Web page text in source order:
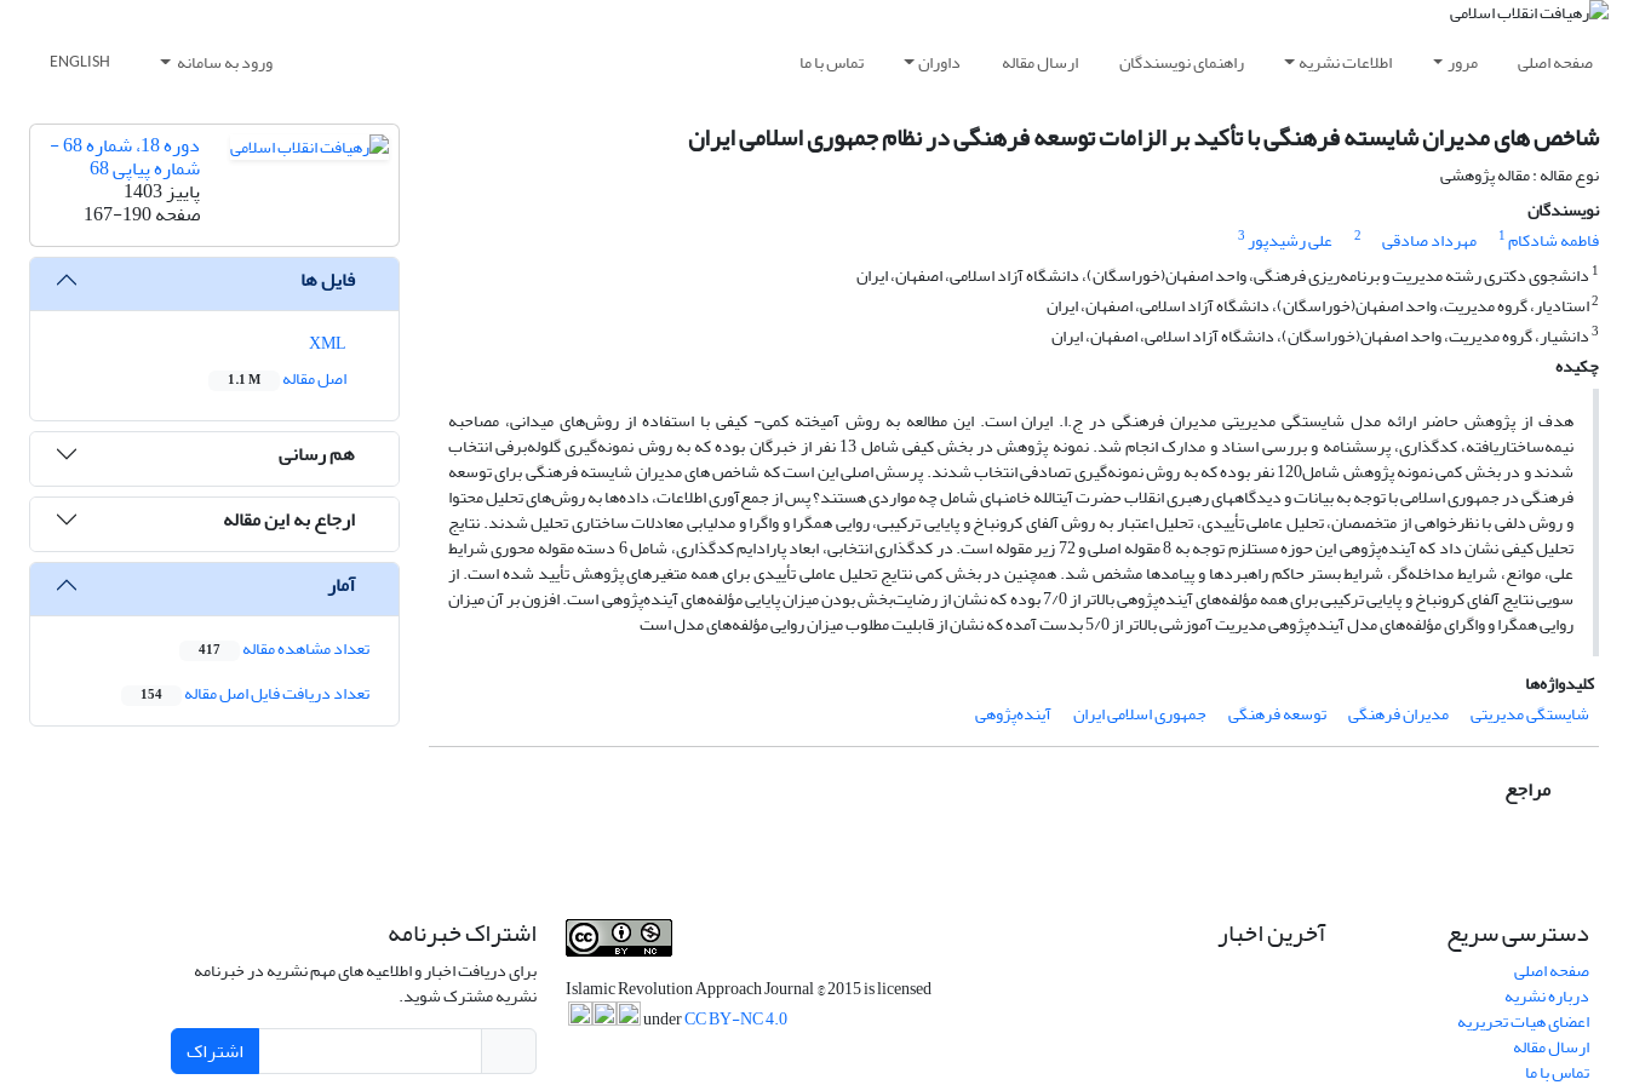
صفحه اصلی مرور اطلاعات نشریه راهنمای نویسندگان ارسال مقاله داوران تماس با ما ورود به سامانه ENGLISH
شاخص های مدیران شایسته فرهنگی با تأکید بر الزامات توسعه فرهنگی در نظام جمهوری اسلامی ایران
نوع مقاله : مقاله پژوهشی
نویسندگان
فاطمه شادکام1 مهرداد صادقی 2 علی رشیدپور3
1 دانشجوی دکتری رشته مدیریت و برنامه‌ریزی فرهنگی، واحد اصفهان(خوراسگان)، دانشگاه آزاد اسلامی، اصفهان، ایران
2استادیار، گروه مدیریت، واحد اصفهان(خوراسگان)، دانشگاه آزاد اسلامی، اصفهان، ایران
3دانشیار، گروه مدیریت، واحد اصفهان(خوراسگان)، دانشگاه آزاد اسلامی، اصفهان، ایران
چکیده
هدف از پژوهش حاضر ارائه مدل شایستگی مدیریتی مدیران فرهنگی در ج.ا. ایران است. این مطالعه به روش آمیخته کمی- کیفی با استفاده از روش‌های میدانی، مصاحبه
نیمه‌ساختاریافته، کدگذاری، پرسشنامه و بررسی اسناد و مدارک انجام شد. نمونه پژوهش در بخش کیفی شامل 13 نفر از خبرگان بوده که به روش نمونه‌گیری گلوله‌برفی انتخاب
شدند و در بخش کمی نمونه پژوهش شامل120 نفر بوده که به روش نمونه‌گیری تصادفی انتخاب شدند. پرسش اصلی این است که شاخص های مدیران شایسته فرهنگی برای توسعه
فرهنگی در جمهوری اسلامی با توجه به بیانات و دیدگاه­های رهبری انقلاب حضرت آیت­الله خامنه­ای شامل چه مواردی هستند؟ پس از جمع‌آوری اطلاعات، داده‌ها به روش‌های تحلیل محتوا
و روش دلفی با نظرخواهی از متخصصان، تحلیل عاملی تأییدی، تحلیل اعتبار به روش آلفای کرونباخ و پایایی ترکیبی، روایی همگرا و واگرا و مدل­یابی معادلات ساختاری تحلیل شدند. نتایج
تحلیل کیفی نشان داد که آینده‌پژوهی این حوزه مستلزم توجه به 8 مقوله اصلی و 72 زیر مقوله است. در کدگذاری انتخابی، ابعاد پارادایم کدگذاری، شامل 6 دسته مقوله محوری شرایط
علی، موانع، شرایط مداخله‌گر، شرایط بستر حاکم راهبردها و پیامدها مشخص شد. همچنین در بخش کمی نتایج تحلیل عاملی تأییدی برای همه متغیرهای پژوهش تأیید شده است. از
سویی نتایج آلفای کرونباخ و پایایی ترکیبی برای همه مؤلفه‌های آینده‌پژوهی بالاتر از 7/0 بوده که نشان از رضایت‌بخش بودن میزان پایایی مؤلفه‌های آینده‌پژوهی است. افزون بر آن میزان
روایی همگرا و واگرای مؤلفه‌های مدل آینده‌پژوهی مدیریت آموزشی بالاتر از 5/0 بدست آمده که نشان از قابلیت مطلوب میزان روایی مؤلفه‌های مدل است
کلیدواژه‌ها
شایستگی مدیریتی
مدیران فرهنگی توسعه فرهنگی جمهوری اسلامی ایران آینده‌پژوهی
مراجع
دوره 18، شماره 68 -
شماره پیاپی 68
پاییز 1403
صفحه167-190
فایل ها
اصل مقاله
1.1 M
هم رسانی
ارجاع به این مقاله
آمار
تعداد مشاهده مقاله 417
تعداد دریافت فایل اصل مقاله 154
دسترسی سریع
صفحه اصلی
درباره نشریه
اعضای هیات تحریریه
ارسال مقاله
تماس با ما
آخرین اخبار
Islamic Revolution Approach Journal© 2015 is licensed
underCC BY-NC 4.0
اشتراک خبرنامه
برای دریافت اخبار و اطلاعیه های مهم نشریه در خبرنامه
نشریه مشترک شوید.
اشتراک